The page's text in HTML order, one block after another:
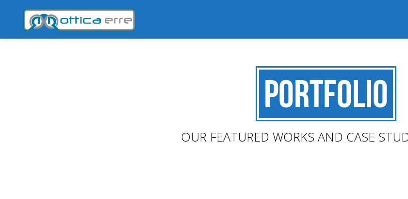
Portfolio
OUR FEATURED WORKS AND CASE